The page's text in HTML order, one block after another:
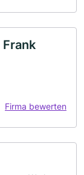
Firma bewerten